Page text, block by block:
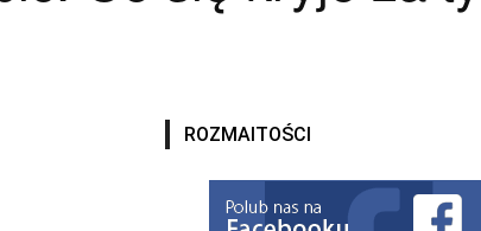
ROZMAITOŚCI